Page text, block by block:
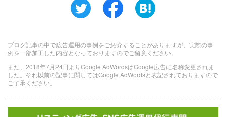
ブログ記事の中で広告運用の事例をご紹介することがありますが、実際の事
例を一部加工した内容となっておりますのでご留意ください。
また、2018年7月24日よりGoogle AdWordsはGoogle広告に名称変更されま
した。それ以前の記事に関してはGoogle AdWordsと表記されておりますので
ご了承ください。